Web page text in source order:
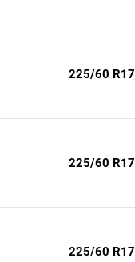
225/60 R17
225/60 R17
225/60 R17